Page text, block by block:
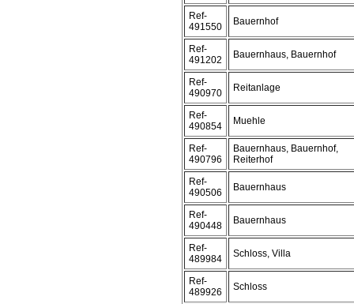
Ref-
491550
Bauernhof
Ref-
491202
Bauernhaus, Bauernhof
Ref-
490970
Reitanlage
Ref-
490854
Muehle
Ref-
490796
Bauernhaus, Bauernhof,
Reiterhof
Ref-
490506
Bauernhaus
Ref-
490448
Bauernhaus
Ref-
489984
Schloss, Villa
Ref-
489926
Schloss